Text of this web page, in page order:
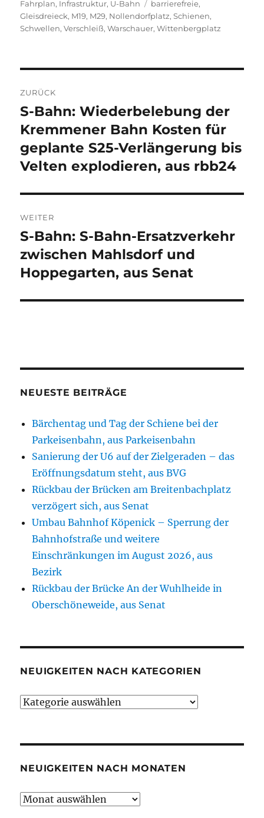
am
Fahrplan, Infrastruktur, U-Bahn Schlagwörter
barrierefreie,
Gleisdreieck, M19, M29, Nollendorfplatz,Schienen,
Schwellen,Verschleiß,Warschauer,Wittenbergplatz
ZURÜCK
Vorheriger
Beitrag:
S-Bahn: Wiederbelebung der
Kremmener Bahn Kosten für
geplante S25-Verlängerung bis
Velten explodieren, aus rbb24
WEITER
Nächster
Beitrag:
S-Bahn: S-Bahn-Ersatzverkehr
zwischen Mahlsdorf und
Hoppegarten, aus Senat
NEUESTE BEITRÄGE
Bärchentag und Tag der Schiene bei der
Parkeisenbahn, aus Parkeisenbahn
Sanierung der U6 auf der Zielgeraden – das
Eröffnungsdatum steht, aus BVG
Rückbau der Brücken am Breitenbachplatz
verzögert sich, aus Senat
Umbau Bahnhof Köpenick – Sperrung der
Bahnhofstraße und weitere
Einschränkungen im August 2026, aus
Bezirk
Rückbau der Brücke An der Wuhlheide in
Oberschöneweide, aus Senat
NEUIGKEITEN NACH KATEGORIEN
Neuigkeiten
NEUIGKEITEN NACH MONATEN
Neuigkeiten